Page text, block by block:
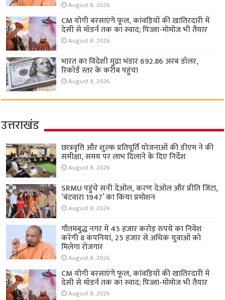
August 8, 2026
CM योगी बरसाएंगे फूल, कांवड़ियों की खातिरदारी में
देसी से मॉडर्न तक का स्वाद; पिज्जा-मोमोज भी तैयार
August 8, 2026
भारत का विदेशी मुद्रा भंडार 692.86 अरब डॉलर,
रिकॉर्ड स्तर के करीब पहुंचा
August 8, 2026
उत्तराखंड
छात्रवृत्ति और शुल्क प्रतिपूर्ति योजनाओं की डीएम ने की
समीक्षा, समय पर लाभ दिलाने के दिए निर्देश
August 8, 2026
SRMU पहुंचे सनी देओल, करण देओल और प्रीति जिंटा,
‘बंटवारा 1947’ का किया प्रमोशन
August 8, 2026
गौतमबुद्ध नगर में 45 हजार करोड़ रुपये का निवेश
करेंगी 8 कंपनियां, 25 हजार से अधिक युवाओं को
मिलेगा रोजगार
August 8, 2026
CM योगी बरसाएंगे फूल, कांवड़ियों की खातिरदारी में
देसी से मॉडर्न तक का स्वाद; पिज्जा-मोमोज भी तैयार
August 8, 2026